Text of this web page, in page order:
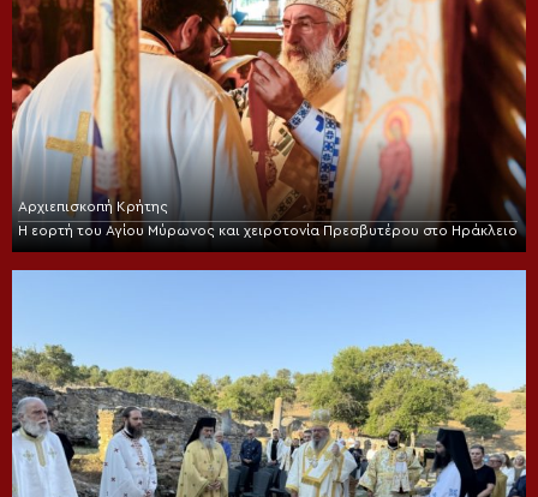
Αρχιεπισκοπή Κρήτης
Η εορτή του Αγίου Μύρωνος και χειροτονία Πρεσβυτέρου στο Ηράκλειο